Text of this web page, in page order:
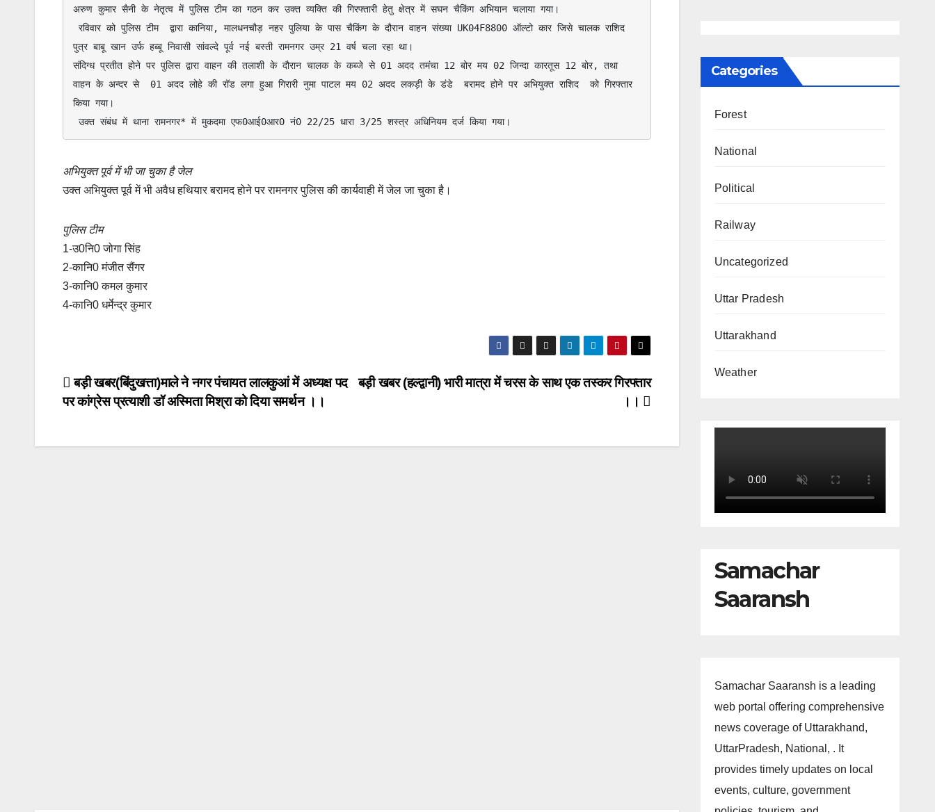
अरुण कुमार सैनी के नेतृत्व में पुलिस टीम का गठन कर उक्त व्यक्ति की गिरफ्तारी हेतु क्षेत्र में सघन चैकिंग अभियान चलाया गया।
पुत्र बाबू खान उर्फ हब्बू निवासी सांवल्दे पूर्व नई बस्ती रामनगर उम्र 21 वर्ष चला रहा था।
संदिग्ध प्रतीत होने पर पुलिस द्वारा वाहन की तलाशी के दौरान चालक के कब्जे से 01 अदद तमंचा 12 बोर मय 02 जिन्दा कारतूस 12 बोर, तथा
वाहन के अन्दर से  01 अदद लोहे की रॉड लगा हुआ गिरारी नुमा पाटल मय 02 अदद लकड़ी के डंडे  बरामद होने पर अभियुक्त राशिद  को गिरफ्तार
किया गया।
उक्त संबंध में थाना रामनगर* में मुकदमा एफ0आई0आर0 नं0 22/25 धारा 3/25 शस्त्र अधिनियम दर्ज किया गया।
अभियुक्त पूर्व में भी जा चुका है जेल
उक्त अभियुक्त पूर्व में भी अवैध हथियार बरामद होने पर रामनगर पुलिस की कार्यवाही में जेल जा चुका है।
पुलिस टीम
1-उ0नि0 जोगा सिंह
2-कानि0 मंजीत सैंगर
3-कानि0 कमल कुमार
4-कानि0 धर्मेन्द्र कुमार
Post
navigation
बड़ी खबर (हल्द्वानी) भारी मात्रा में चरस के साथ एक तस्कर गिरफ्तार
।।
बड़ी खबर(बिंदुखत्ता)माले ने नगर पंचायत लालकुआं में अध्यक्ष पद
पर कांग्रेस प्रत्याशी डॉ अस्मिता मिश्रा को दिया समर्थन ।।
Categories
Forest
National
Political
Railway
Uncategorized
Uttar Pradesh
Uttarakhand
Weather
Samachar
Saaransh
Samachar Saaransh is a leading
web portal offering comprehensive
news coverage of Uttarakhand,
UttarPradesh, National, . It
provides timely updates on local
events, culture, government